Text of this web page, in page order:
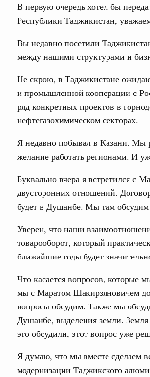
В первую очередь хотел бы
Республики Таджикистан,
Вы недавно посетили
между нашими структурами и
Не скрою, в Таджикистане
и промышленной кооперации с
ряд конкретных проектов в
нефтегазохимическом секторах.
Я недавно побывал в Казани. Мы
желание работать регионами. И
Буквально вчера я встретился с
двусторонних отношений.
будет в Душанбе. Мы там
Уверен, что наши
товарооборот, который
ближайшие годы будет
Что касается вопросов, которые
мы с Маратом Шакирзяновичем
вопросы обсудим. Также мы
Душанбе, выделения земли.
это обсудили, этот вопрос уже
Я думаю, что мы вместе сделаем
модернизации Таджикского
провёл заседание
промышленности
Более 130
значения построено под
Национальный проект «Инфраструктура
Порядка 200
объектам,
«Инфраструктура для
Молодёжная политика
Сергей Кравцов и
Григорий Гуров
«Кольцо открытий»
Евразийский экономический союз.
Экономические отношения с
провёл рабочую
недропользования и
Атабаком